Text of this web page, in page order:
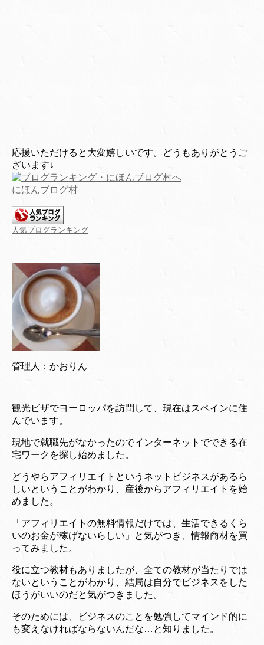
応援いただけると大変嬉しいです。どうもありがとうご
ざいます↓
にほんブログ村
人気ブログランキング
管理人：かおりん
観光ビザでヨーロッパを訪問して、現在はスペインに住
んでいます。
現地で就職先がなかったのでインターネットでできる在
宅ワークを探し始めました。
どうやらアフィリエイトというネットビジネスがあるら
しいということがわかり、産後からアフィリエイトを始
めました。
「アフィリエイトの無料情報だけでは、生活できるくら
いのお金が稼げないらしい」と気がつき、情報商材を買
ってみました。
役に立つ教材もありましたが、全ての教材が当たりでは
ないということがわかり、結局は自分でビジネスをした
ほうがいいのだと気がつきました。
そのためには、ビジネスのことを勉強してマインド的に
も変えなければならないんだな…と知りました。